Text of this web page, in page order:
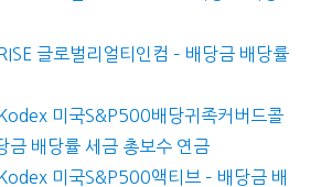
글로벌리얼티인컴 – 배당금 배당률
미국S&P500배당귀족커버드콜
금 배당률 세금 총보수 연금
미국S&P500액티브 – 배당금 배